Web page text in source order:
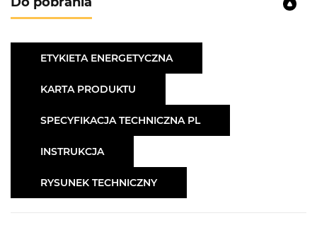
czemu będziesz mógł sięgnąć po przekąskę, bez
pomieszczeniu.Półka na butelki
kształt, dzięki czemu jest w pełni bezpiecznym
miejscem do przechowywania butelek. Dzięki temu,
obustronny montaż drzwi
możesz dopasować ją do swoich potrzeb i wnętrza
dzięki uniwersalnym zawiasom.
ETYKIETA ENERGETYCZNA
KARTA PRODUKTU
SPECYFIKACJA TECHNICZNA PL
INSTRUKCJA
RYSUNEK TECHNICZNY